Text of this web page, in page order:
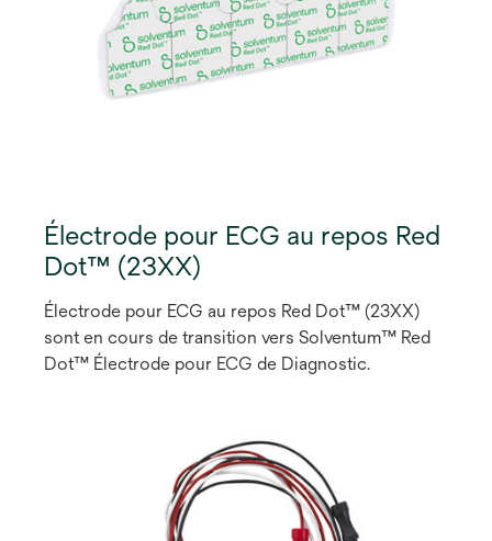
Électrode pour ECG au repos Red
Dot™ (23XX)
Électrode pour ECG au repos Red Dot™ (23XX)
sont en cours de transition vers Solventum™ Red
Dot™ Électrode pour ECG de Diagnostic.